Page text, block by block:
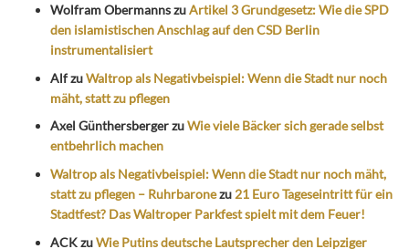
Wolfram ObermannszuArtikel 3 Grundgesetz: Wie die SPD
den islamistischen Anschlag auf den CSD Berlin
instrumentalisiert
AlfzuWaltrop als Negativbeispiel: Wenn die Stadt nur noch
mäht, statt zu pflegen
Axel GünthersbergerzuWie viele Bäcker sich gerade selbst
entbehrlich machen
Waltrop als Negativbeispiel: Wenn die Stadt nur noch mäht,
statt zu pflegen – Ruhrbaronezu 21 Euro Tageseintritt für ein
Stadtfest? Das Waltroper Parkfest spielt mit dem Feuer!
ACKzuWie Putins deutsche Lautsprecher den Leipziger